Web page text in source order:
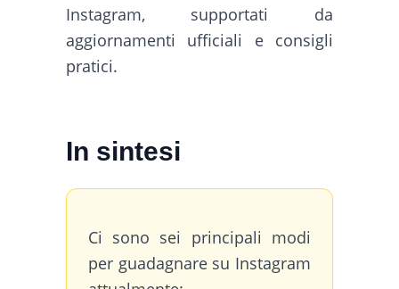
Instagram, supportati da
aggiornamenti ufficiali e consigli
pratici.
In sintesi
Ci sono sei principali modi
per guadagnare su Instagram